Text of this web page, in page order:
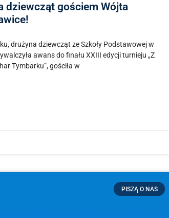
dziewcząt gościem Wójta
drużyna dziewcząt ze Szkoły Podstawowej w
awans do finału XXIII edycji turnieju „Z
Tymbarku”, gościła w
PISZĄ O NAS